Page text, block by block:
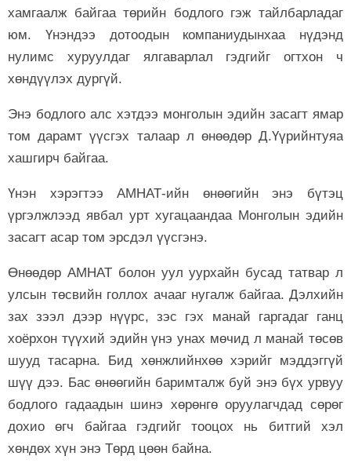
хамгаалж байгаа төрийн бодлого гэж тайлбарладаг
юм. Үнэндээ дотоодын компаниудынхаа нүдэнд
нулимс хуруулдаг ялгаварлал гэдгийг огтхон ч
хөндүүлэх дургүй.
Энэ бодлого алс хэтдээ монголын эдийн засагт ямар
том дарамт үүсгэх талаар л өнөөдөр Д.Үүрийнтуяа
хашгирч байгаа.
Үнэн хэрэгтээ АМНАТ-ийн өнөөгийн энэ бүтэц
үргэлжлээд явбал урт хугацаандаа Монголын эдийн
засагт асар том эрсдэл үүсгэнэ.
Өнөөдөр АМНАТ болон уул уурхайн бусад татвар л
улсын төсвийн голлох ачааг нугалж байгаа. Дэлхийн
зах зээл дээр нүүрс, зэс гэх манай гаргадаг ганц
хоёрхон түүхий эдийн үнэ унах мөчид л манай төсөв
шууд тасарна. Бид хөнжлийнхөө хэрийг мэддэггүй
шүү дээ. Бас өнөөгийн баримталж буй энэ бүх урвуу
бодлого гадаадын шинэ хөрөнгө оруулагчдад сөрөг
дохио өгч байгаа гэдгийг тооцох нь битгий хэл
хөндөх хүн энэ Төрд цөөн байна.